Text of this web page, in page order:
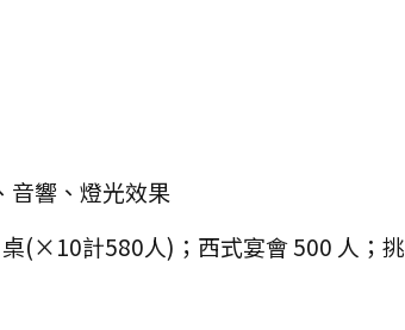
音響、燈光效果
(×10計580人)；西式宴會 500 人；